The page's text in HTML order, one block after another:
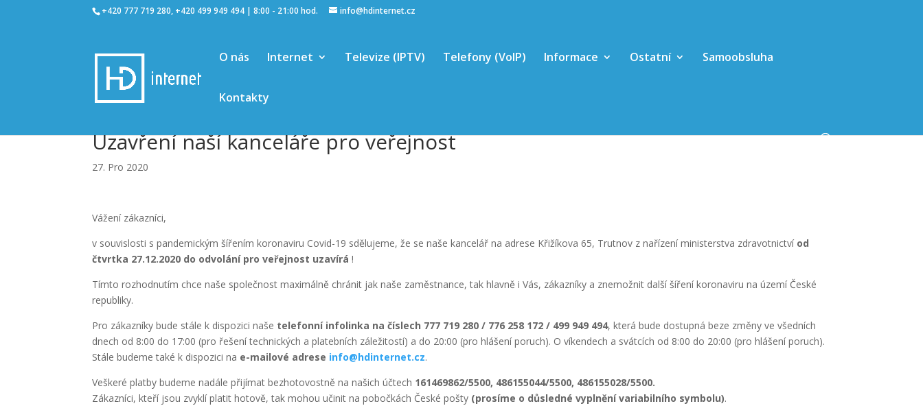
+420 777 719 280, +420 499 949 494 | 8:00 - 21:00 hod. info@hdinternet.cz
O nás Internet Televize (IPTV) Telefony (VoIP) Informace Ostatní Samoobsluha
Kontakty
Uzavření naší kanceláře pro veřejnost
27. Pro 2020
Vážení zákazníci,
v souvislosti s pandemickým šířením koronaviru Covid-19 sdělujeme, že se naše kancelář na adrese Křižíkova 65, Trutnov z nařízení ministerstva zdravotnictvíod
čtvrtka 27.12.2020 do odvolání pro veřejnost uzavírá !
Tímto rozhodnutím chce naše společnost maximálně chránit jak naše zaměstnance, tak hlavně i Vás, zákazníky a znemožnit další šíření koronaviru na území České
republiky.
Pro zákazníky bude stále k dispozici naše telefonní infolinka na číslech 777 719 280 / 776 258 172 / 499 949 494, která bude dostupná beze změny ve všedních
dnech od 8:00 do 17:00 (pro řešení technických a platebních záležitostí) a do 20:00 (pro hlášení poruch). O víkendech a svátcích od 8:00 do 20:00 (pro hlášení poruch).
Stále budeme také k dispozici na e-mailové adrese info@hdinternet.cz.
Veškeré platby budeme nadále přijímat bezhotovostně na našich účtech 161469862/5500, 486155044/5500, 486155028/5500.
Zákazníci, kteří jsou zvyklí platit hotově, tak mohou učinit na pobočkách České pošty (prosíme o důsledné vyplnění variabilního symbolu).